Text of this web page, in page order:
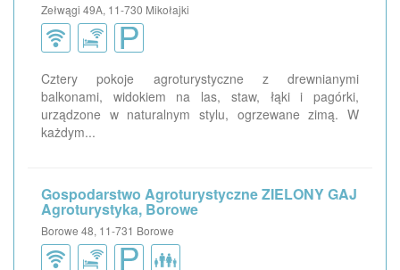
Zełwągi 49A, 11-730 Mikołajki
Cztery pokoje agroturystyczne z drewnianymi
balkonami, widokiem na las, staw, łąki i pagórki,
urządzone w naturalnym stylu, ogrzewane zimą. W
każdym...
Gospodarstwo Agroturystyczne ZIELONY GAJ
Agroturystyka, Borowe
Borowe 48, 11-731 Borowe